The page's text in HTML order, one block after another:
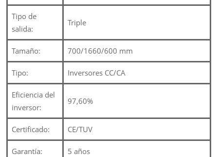
Tipo de
salida:
Triple
Tamaño: 700/1660/600 mm
Tipo: Inversores CC/CA
Eficiencia del
inversor:
97,60%
Certificado: CE/TUV
Garantía: 5 años